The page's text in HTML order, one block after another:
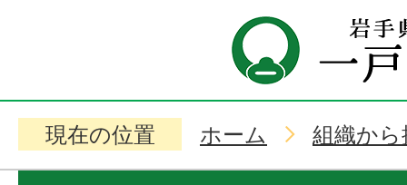
現在の位置 ホーム 組織か